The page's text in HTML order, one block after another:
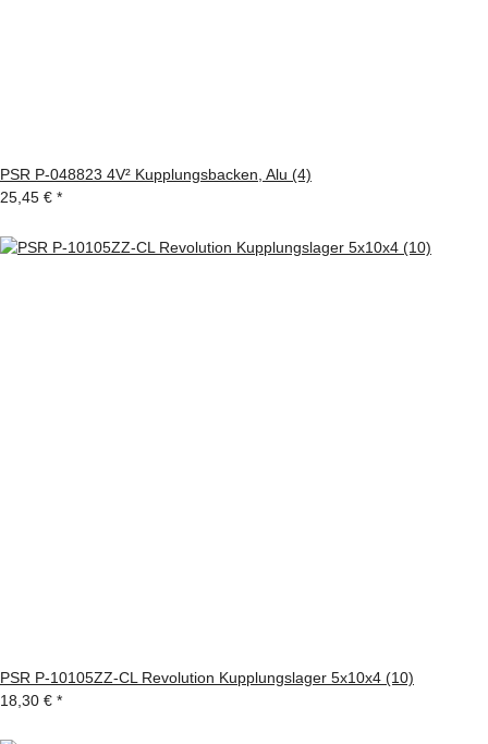
PSR P-048823 4V² Kupplungsbacken, Alu (4)
25,45 € *
PSR P-10105ZZ-CL Revolution Kupplungslager 5x10x4 (10)
18,30 € *